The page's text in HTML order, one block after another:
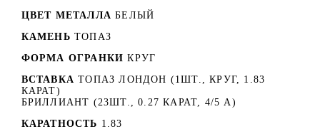
ЦВЕТ МЕТАЛЛА БЕЛЫЙ
КАМЕНЬ ТОПАЗ
ФОРМА ОГРАНКИ КРУГ
ВСТАВКА ТОПАЗ ЛОНДОН (1ШТ., КРУГ, 1.83
КАРАТ)
БРИЛЛИАНТ (23ШТ., 0.27 КАРАТ, 4/5 А)
КАРАТНОСТЬ 1.83